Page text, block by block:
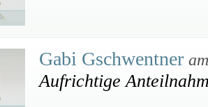
Gabi Gschwentner
Aufrichtige